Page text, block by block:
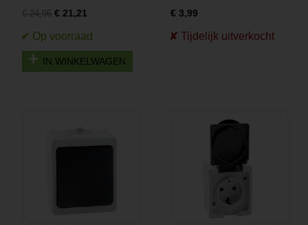
€ 24,95 € 21,21
IN WINKELWAGEN
€ 3,99